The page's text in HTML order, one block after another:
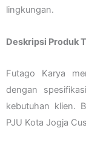
lingkungan.
Deskripsi Produk
Futago Karya
dengan
kebutuhan klien.
PJU Kota Jogja